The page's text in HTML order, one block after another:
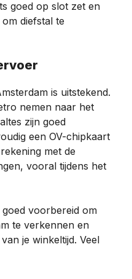
goed op slot zet en
diefstal te
is uitstekend.
nemen naar het
zijn goed
een OV-chipkaart
met de
vooral tijdens het
voorbereid om
te verkennen en
je winkeltijd. Veel